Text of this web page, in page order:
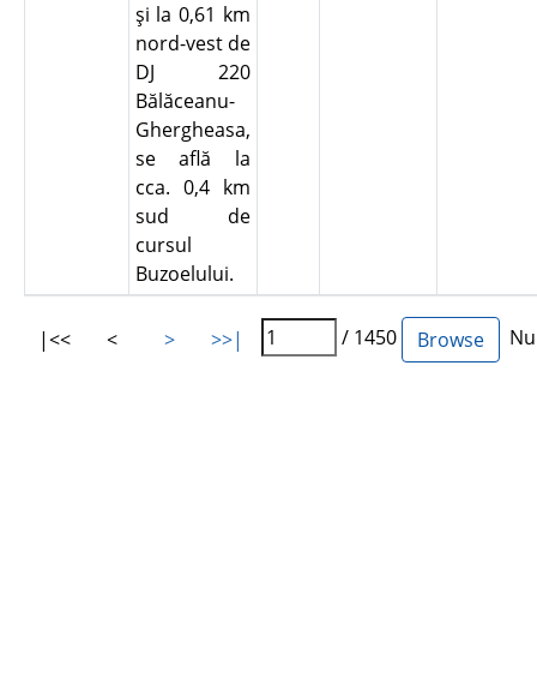
şi la 0,61 km
nord-vest de
DJ 220
Bălăceanu-
Ghergheasa,
se află la
cca. 0,4 km
sud de
cursul
Buzoelului.
|<< < > >>| / 1450